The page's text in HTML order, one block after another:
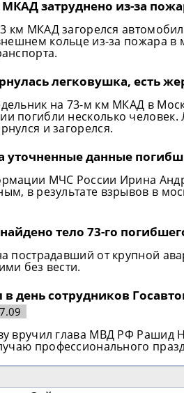
затруднено из-за
км МКАД загорелся
кольце из-за пожара
легковушка, есть
на 73-м км МКАД в
погибли несколько человек.
и загорелся.
уточненные данные
МЧС России Ирина
в результате взрывов в
тело 73-го
пострадавший от крупной
без вести.
день сотрудников
вручил глава МВД РФ Рашид
профессионального